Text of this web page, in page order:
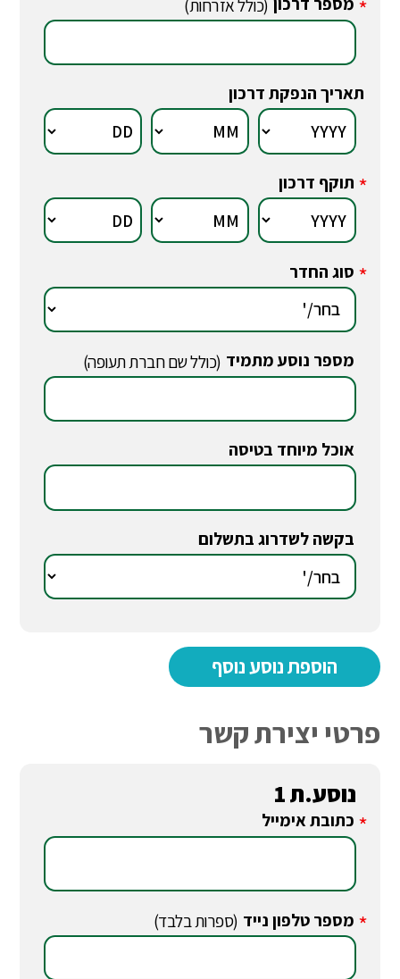
* (כולל אזרחות)
תאריך הנפקת דרכון
* תוקף דרכון
* סוג החדר
מספר נוסע מתמיד (כולל שם חברת תעופה)
אוכל מיוחד בטיסה
בקשה לשדרוג בתשלום
פרטי יצירת קשר
נוסע.ת 1
* כתובת אימייל
* מספר טלפון נייד (ספרות בלבד)